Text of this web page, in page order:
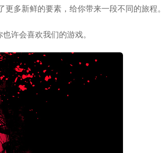
多新鲜的要素，给你带来一段不同的旅程。
许会喜欢我们的游戏。